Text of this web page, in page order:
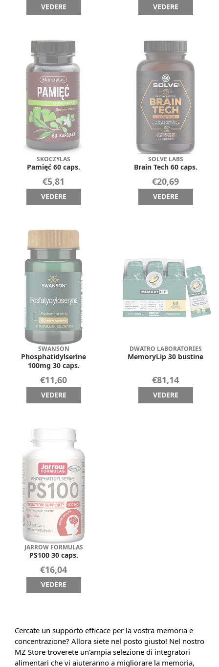
VEDERE VEDERE
SKOCZYLAS
Pamięć 60 caps.
€5,81
VEDERE
SOLVE LABS
Brain Tech 60 caps.
€20,69
VEDERE
SWANSON
Phosphatidylserine
100mg 30 caps.
€11,60
VEDERE
DWATRO LABORATORIES
MemoryLip 30 bustine
€81,14
VEDERE
JARROW FORMULAS
PS100 30 caps.
€16,04
VEDERE
Cercate un supporto efficace per la vostra memoria e
concentrazione? Allora siete nel posto giusto! Nel nostro
MZ Store troverete un'ampia selezione di integratori
alimentari che vi aiuteranno a migliorare la memoria,